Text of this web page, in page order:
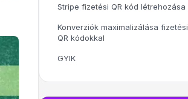
Stripe fizetési QR kód létrehozása
Konverziók maximalizálása fizetési
QR kódokkal
GYIK